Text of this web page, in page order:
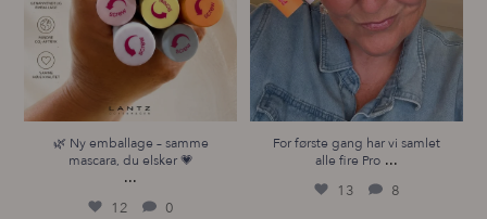
🌿 Ny emballage – samme
mascara, du elsker 💗
...
12 0
For første gang har vi samlet
alle fire Pro ...
13 8